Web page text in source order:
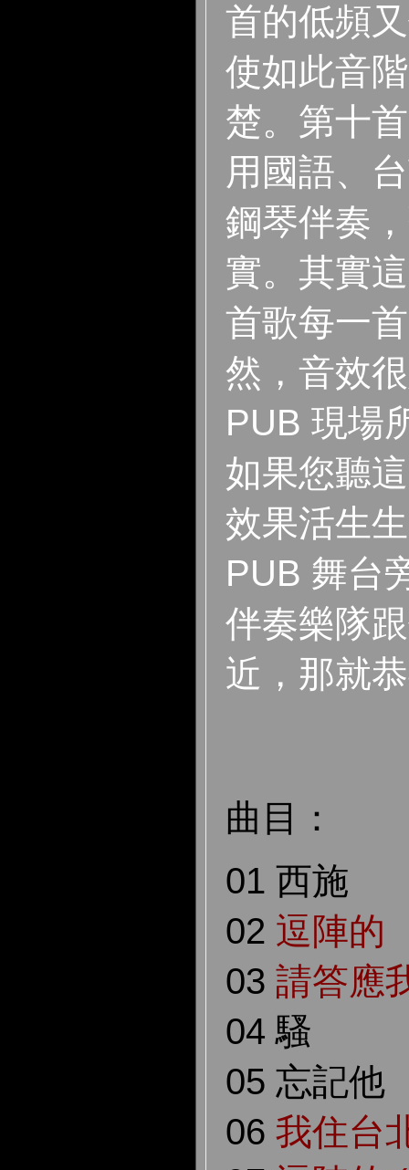
首的低頻
使如此音
楚。第十
用國語、
鋼琴伴奏
實。其實
首歌每一
然，音效
PUB 現場
如果您聽
效果活生
PUB 舞台
伴奏樂隊
近，那就
曲目：
01 西施
02 逗陣的
03請答應
04 騷
05 忘記他
06我住台